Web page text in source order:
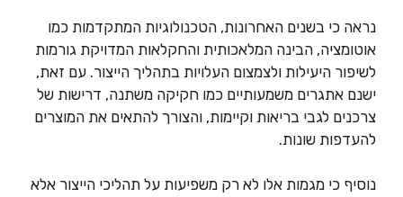
נראה כי בשנים האחרונות, הטכנולוגיות המתקדמות כמו
אוטומציה, הבינה המלאכותית והחקלאות המדויקת גורמות
לשיפור היעילות ולצמצום העלויות בתהליך הייצור. עם זאת,
ישנם אתגרים משמעותיים כמו חקיקה משתנה, דרישות של
צרכנים לגבי בריאות וקיימות, והצורך להתאים את המוצרים
להעדפות שונות.
נוסיף כי מגמות אלו לא רק משפיעות על תהליכי הייצור אלא